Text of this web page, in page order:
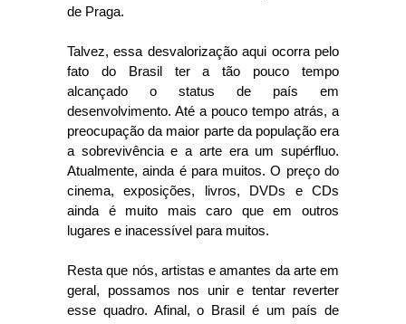
de Praga.
Talvez, essa desvalorização aqui ocorra pelo
fato do Brasil ter a tão pouco tempo
alcançado o status de país em
desenvolvimento. Até a pouco tempo atrás, a
preocupação da maior parte da população era
a sobrevivência e a arte era um supérfluo.
Atualmente, ainda é para muitos. O preço do
cinema, exposições, livros, DVDs e CDs
ainda é muito mais caro que em outros
lugares e inacessível para muitos.
Resta que nós, artistas e amantes da arte em
geral, possamos nos unir e tentar reverter
esse quadro. Afinal, o Brasil é um país de